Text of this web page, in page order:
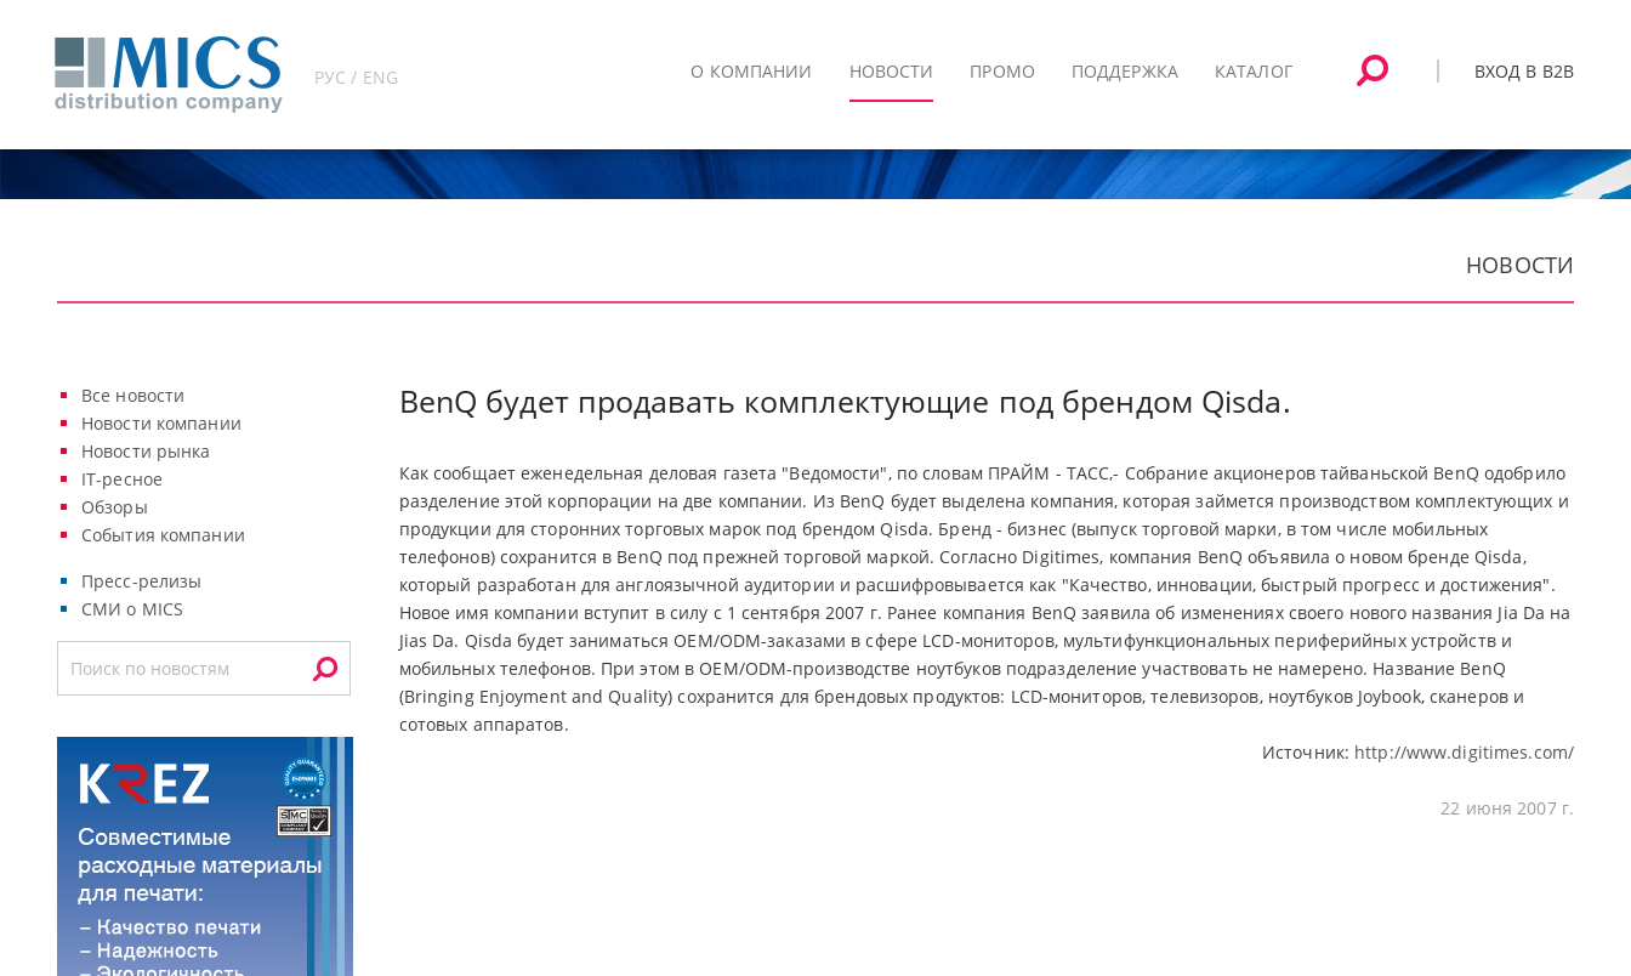
РУС / ENG ВХОД В B2B
О КОМПАНИИ НОВОСТИ ПРОМО ПОДДЕРЖКА КАТАЛОГ
НОВОСТИ
Все новости
Новости компании
Новости рынка
IT-ресное
Обзоры
События компании
Пресс-релизы
СМИ о MICS
BenQ будет продавать комплектующие под брендом Qisda.
Как сообщает еженедельная деловая газета "Ведомости", по словам ПРАЙМ - ТАСС,- Собрание акционеров тайваньской BenQ одобрило
разделение этой корпорации на две компании. Из BenQ будет выделена компания, которая займется производством комплектующих и
продукции для сторонних торговых марок под брендом Qisda. Бренд - бизнес (выпуск торговой марки, в том числе мобильных
телефонов) сохранится в BenQ под прежней торговой маркой. Согласно Digitimes, компания BenQ объявила о новом бренде Qisda,
который разработан для англоязычной аудитории и расшифровывается как "Качество, инновации, быстрый прогресс и достижения".
Новое имя компании вступит в силу с 1 сентября 2007 г. Ранее компания BenQ заявила об изменениях своего нового названия Jia Da на
Jias Da. Qisda будет заниматься OEM/ODM-заказами в сфере LCD-мониторов, мультифункциональных периферийных устройств и
мобильных телефонов. При этом в OEM/ODM-производстве ноутбуков подразделение участвовать не намерено. Название BenQ
(Bringing Enjoyment and Quality) сохранится для брендовых продуктов: LCD-мониторов, телевизоров, ноутбуков Joybook, сканеров и
сотовых аппаратов.
Источник: http://www.digitimes.com/
22 июня 2007 г.